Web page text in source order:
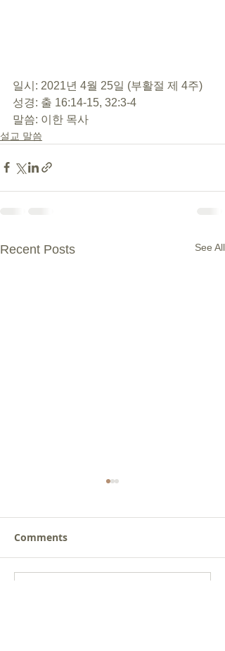
일시: 2021년 4월 25일 (부활절 제 4주)
성경: 출 16:14-15, 32:3-4
말씀: 이한 목사
설교 말씀
Recent Posts See All
Comments